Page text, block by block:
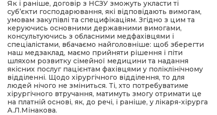
Як і раніше, договір з НСЗУ зможуть укласти ті
суб’єкти господарювання, які відповідають вимогам,
умовам закупівлі та специфікаціям. Згідно з цим та
керуючись основними державними вимогами,
консультуючись з обласними медфахівцями і
спеціалістами, вбачаємо найголовніше: щоб зберегти
наш медзаклад, маємо прийняти рішення і піти
шляхом розвитку сімейної медицини та надання
якісних послуг пацієнтам фахівцями у поліклінічному
відділенні. Щодо хірургічного відділення, то для
людей нічого не зміниться. Ті, хто потребуватиме
хірургічного втручання, матимуть змогу отримати це
на платній основі, як, до речі, і раніше, у лікаря-хірурга
А.Л.Мінакова.